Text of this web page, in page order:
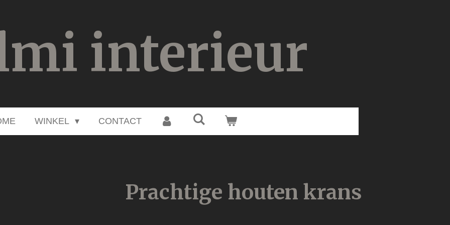
interieur
WINKEL CONTACT
Prachtige houten krans